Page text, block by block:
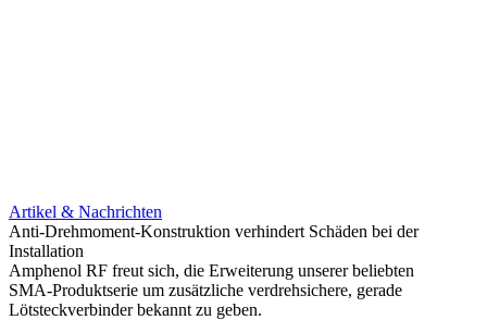
Artikel & Nachrichten
Anti-Drehmoment-Konstruktion verhindert Schäden bei der
Installation
Amphenol RF freut sich, die Erweiterung unserer beliebten
SMA-Produktserie um zusätzliche verdrehsichere, gerade
Lötsteckverbinder bekannt zu geben.